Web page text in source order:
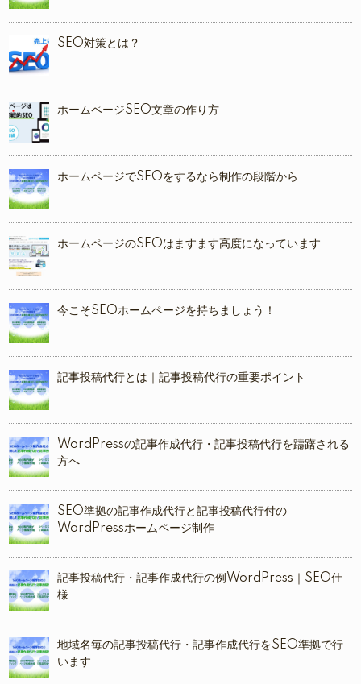
SEO対策とは？
ホームページSEO文章の作り方
ホームページでSEOをするなら制作の段階から
ホームページのSEOはますます高度になっています
今こそSEOホームページを持ちましょう！
記事投稿代行とは｜記事投稿代行の重要ポイント
WordPressの記事作成代行・記事投稿代行を躊躇される
方へ
SEO準拠の記事作成代行と記事投稿代行付の
WordPressホームページ制作
記事投稿代行・記事作成代行の例WordPress｜SEO仕
様
地域名毎の記事投稿代行・記事作成代行をSEO準拠で行
います